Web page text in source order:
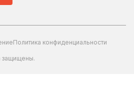
Политика конфиденциальности
защищены.